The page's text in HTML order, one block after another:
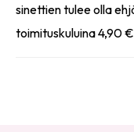
sinettien tulee olla
toimituskuluina 4,90